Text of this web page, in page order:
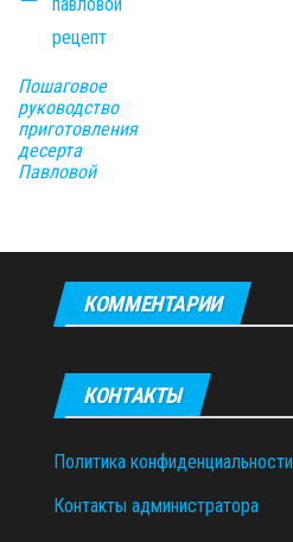
Пошаговое
руководство
приготовления
десерта
Павловой
КОММЕНТАРИИ
КОНТАКТЫ
Политика конфиденциальности
Контакты администратора